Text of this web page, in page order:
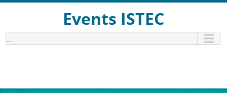
Events ISTEC
...